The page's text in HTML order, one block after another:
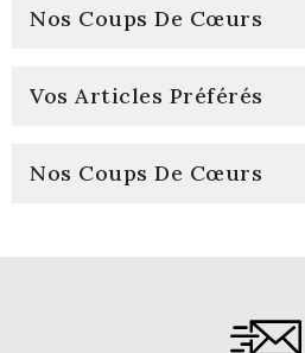
Nos Coups De Cœurs
Vos Articles Préférés
Nos Coups De Cœurs